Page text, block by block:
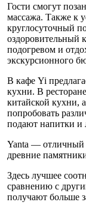
Гости смогут
массажа. Также к
круглосуточный
оздоровительный
подогревом и
экскурсионного
В кафе Yi
кухни. В
китайской кухни,
попробовать
подают напитки и
Yanta — отличный
древние
Здесь лучшее
сравнению с
получают больше